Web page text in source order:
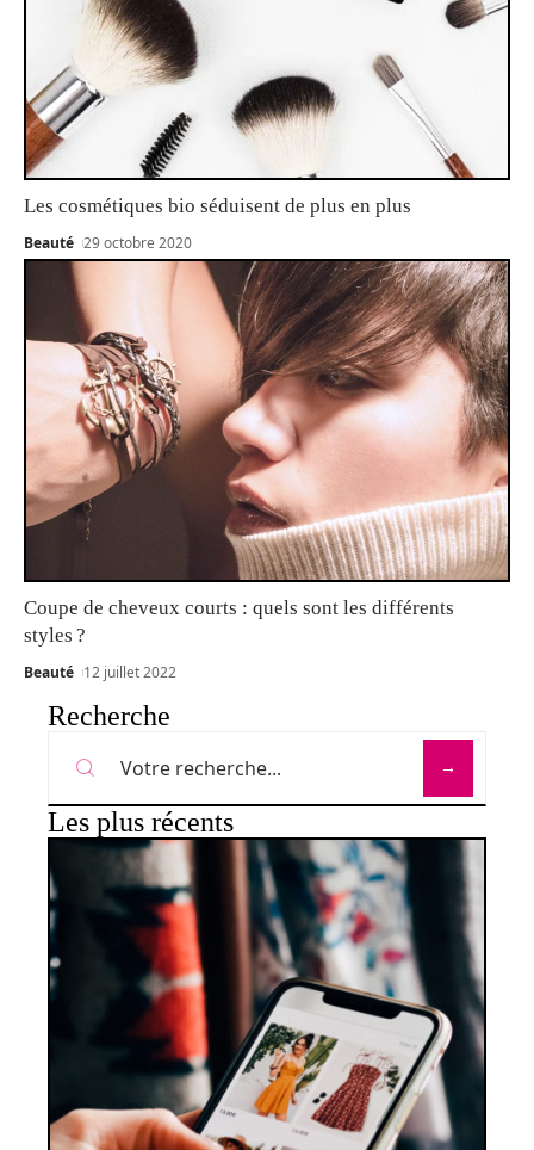
Les cosmétiques bio séduisent de plus en plus
Beauté 29 octobre 2020
Coupe de cheveux courts : quels sont les différents
styles ?
Beauté 12 juillet 2022
Recherche
Les plus récents